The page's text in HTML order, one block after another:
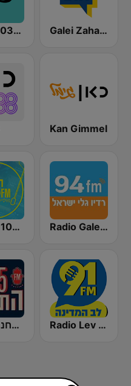
Radio 103FM Galei Zahal (גלי צה"ל)
Kan Gimmel
Radios 100FM (רדיוס) Radio Galey Israel (רדיו גלי ישראל)
התחנה 101.5 Radio Lev HaMedina 91 FM (לב המדינה)